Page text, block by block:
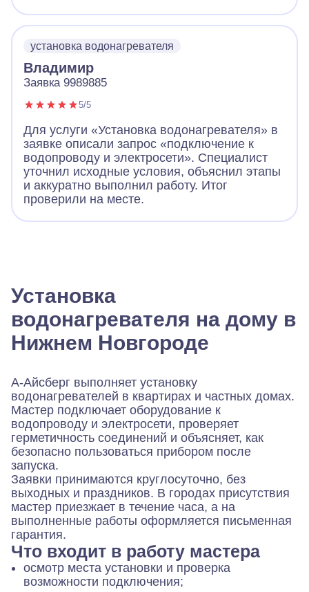
установка водонагревателя
Владимир
Заявка 9989885
5/5
Для услуги «Установка водонагревателя» в
заявке описали запрос «подключение к
водопроводу и электросети». Специалист
уточнил исходные условия, объяснил этапы
и аккуратно выполнил работу. Итог
проверили на месте.
Установка
водонагревателя на дому в
Нижнем Новгороде
А-Айсберг выполняет установку
водонагревателей в квартирах и частных домах.
Мастер подключает оборудование к
водопроводу и электросети, проверяет
герметичность соединений и объясняет, как
безопасно пользоваться прибором после
запуска.
Заявки принимаются круглосуточно, без
выходных и праздников. В городах присутствия
мастер приезжает в течение часа, а на
выполненные работы оформляется письменная
гарантия.
Что входит в работу мастера
осмотр места установки и проверка
возможности подключения;